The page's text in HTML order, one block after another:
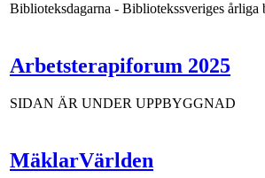
Biblioteksdagarna - Bibliotekssveriges årliga
Arbetsterapiforum 2025
SIDAN ÄR UNDER UPPBYGGNAD
MäklarVärlden